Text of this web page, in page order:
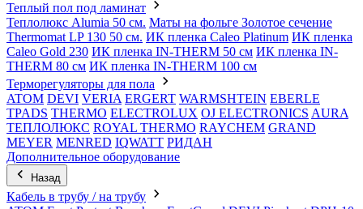
Теплый пол под ламинат
Теплолюкс Alumia 50 см. Маты на фольге Золотое сечение
Thermomat LP 130 50 cм. ИК пленка Caleo Platinum ИК пленка
Caleo Gold 230 ИК пленка IN-THERM 50 см ИК пленка IN-
THERM 80 см ИК пленка IN-THERM 100 см
Терморегуляторы для пола
ATOM DEVI VERIA ERGERT WARMSHTEIN EBERLE
TPADS THERMO ELECTROLUX OJ ELECTRONICS AURA
ТЕПЛОЛЮКС ROYAL THERMO RAYCHEM GRAND
MEYER MENRED IQWATT РИДАН
Дополнительное оборудование
Назад
Кабель в трубу / на трубу